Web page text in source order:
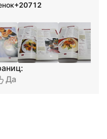
+20712
Да